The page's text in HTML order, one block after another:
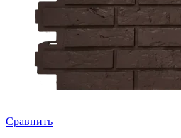
Сравнить